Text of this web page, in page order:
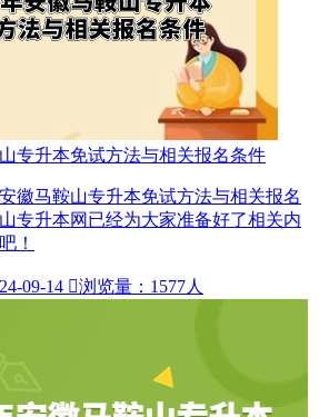
专升本免试方法与相关报名条件
徽马鞍山专升本免试方法与相关报名
专升本网​已经为大家准备好了相关内
！
09-14 浏览量：1577人